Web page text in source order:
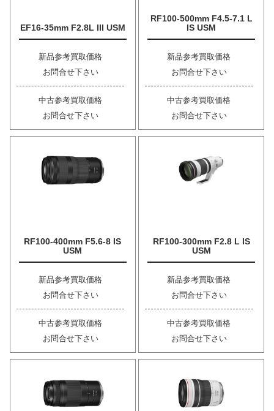
EF16-35mm F2.8L III USM
新品参考買取価格
お問合せ下さい
中古参考買取価格
お問合せ下さい
RF100-500mm F4.5-7.1 L
IS USM
新品参考買取価格
お問合せ下さい
中古参考買取価格
お問合せ下さい
RF100-400mm F5.6-8 IS
USM
新品参考買取価格
お問合せ下さい
中古参考買取価格
お問合せ下さい
RF100-300mm F2.8 L IS
USM
新品参考買取価格
お問合せ下さい
中古参考買取価格
お問合せ下さい